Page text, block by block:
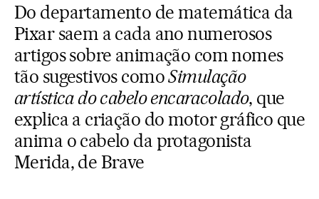
Do departamento de matemática da
Pixar saem a cada ano numerosos
artigos sobre animação com nomes
tão sugestivos comoSimulação
artística do cabelo encaracolado, que
explica a criação do motor gráfico que
anima o cabelo da protagonista
Merida, de Brave